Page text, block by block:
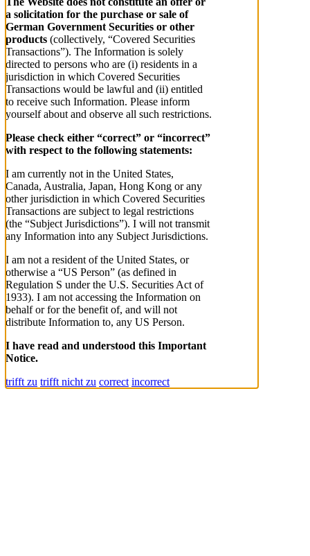
a solicitation for the purchase or sale of
German Government Securities or other
products (collectively, “Covered Securities
Transactions”). The Information is solely
directed to persons who are (i) residents in a
jurisdiction in which Covered Securities
Transactions would be lawful and (ii) entitled
to receive such Information. Please inform
yourself about and observe all such restrictions.
Please check either “correct” or “incorrect”
with respect to the following statements:
I am currently not in the United States,
Canada, Australia, Japan, Hong Kong or any
other jurisdiction in which Covered Securities
Transactions are subject to legal restrictions
(the “Subject Jurisdictions”). I will not transmit
any Information into any Subject Jurisdictions.
I am not a resident of the United States, or
otherwise a “US Person” (as defined in
Regulation S under the U.S. Securities Act of
1933). I am not accessing the Information on
behalf or for the benefit of, and will not
distribute Information to, any US Person.
I have read and understood this Important
Notice.
trifft zu trifft nicht zu correct incorrect